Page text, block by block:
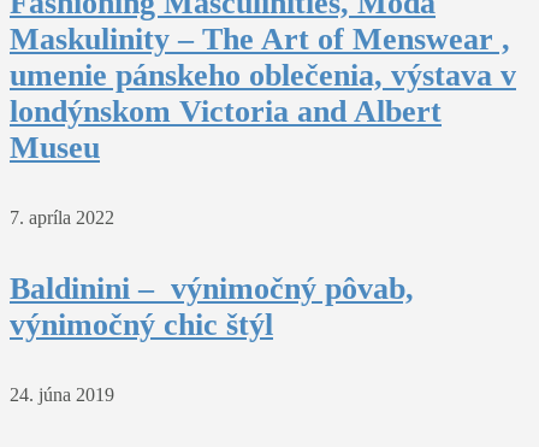
Maskulinity – The Art of Menswear ,
umenie pánskeho oblečenia, výstava v
londýnskom Victoria and Albert
Museu
7. apríla 2022
Baldinini – výnimočný pôvab,
výnimočný chic štýl
24. júna 2019